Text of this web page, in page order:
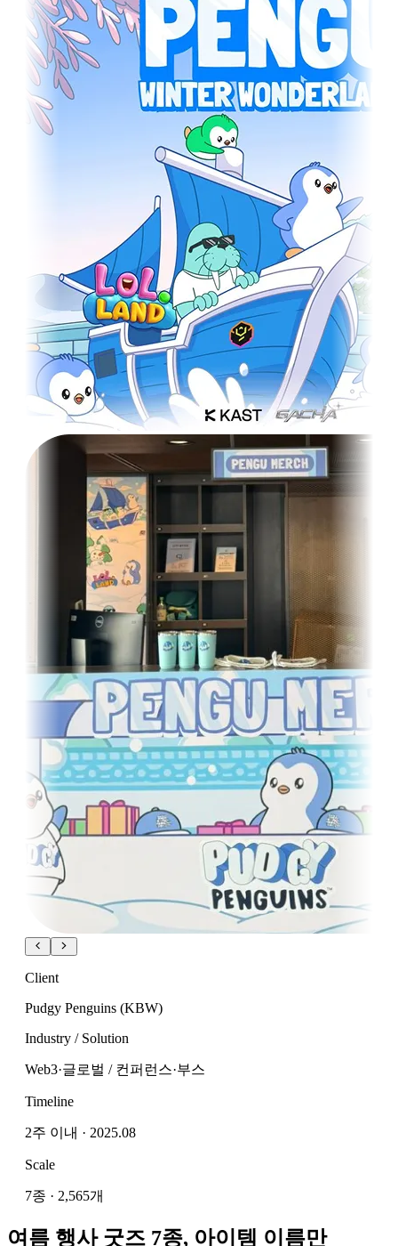
Client
Pudgy Penguins (KBW)
Industry / Solution
Web3·글로벌 / 컨퍼런스·부스
Timeline
2주 이내 · 2025.08
Scale
7종 · 2,565개
여름 행사 굿즈 7종, 아이템 이름만